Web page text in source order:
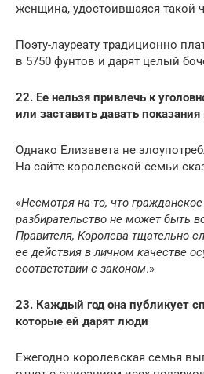
женщина, удостоившаяся такой
Поэту-лауреату традиционно
в 5750 фунтов и дарят целый
22. Ее нельзя привлечь к
или заставить давать показания
Однако Елизавета не
На сайте королевской семьи
«Несмотря на то, что гражданское
разбирательство не может быть
Правителя, Королева тщательно
ее действия в личном качестве
соответствии с законом.»
23. Каждый год она публикует
которые ей дарят люди
Ежегодно королевская семья